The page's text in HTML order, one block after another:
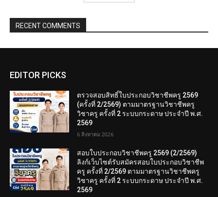
RECENT COMMENTS
EDITOR PICKS
ตรวจสอบสิทธิ์ใบประกอบวิชาชีพครู 2569
(ครั้งที่ 2/2569) ตามมาตรฐานวิชาชีพครู
วิชาครู ครั้งที่ 2 ระบบกระดาษ ประจำปี พ.ศ.
2569
6 สิงหาคม 2026
สอบใบประกอบวิชาชีพครู 2569 (2/2569)
ลิงก์เว็บไซต์รับสมัครสอบใบประกอบวิชาชีพ
ครู ครั้งที่ 2/2569 ตามมาตรฐานวิชาชีพครู
วิชาครู ครั้งที่ 2 ระบบกระดาษ ประจำปี พ.ศ.
2569